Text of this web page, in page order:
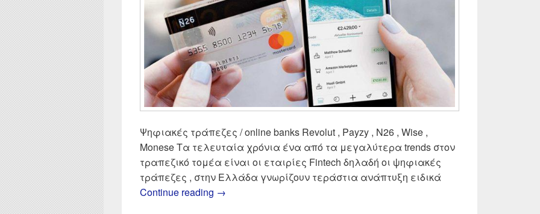
Ψηφιακές τράπεζες / online banks Revolut , Payzy , N26 , Wise ,
Monese Τα τελευταία χρόνια ένα από τα μεγαλύτερα trends στον
τραπεζικό τομέα είναι οι εταιρίες Fintech δηλαδή οι ψηφιακές
τράπεζες , στην Ελλάδα γνωρίζουν τεράστια ανάπτυξη ειδικά
Continue reading Σύγκριση Revolut vs Payzy vs N26 vs Wise vs Monese vs Curve |
→